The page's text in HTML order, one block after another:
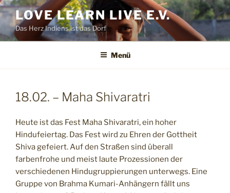
Zum
Inhalt
springen
LOVE LEARN LIVE E.V.
Das Herz Indiens ist das Dorf
Menü
18.02. – Maha Shivaratri
Heute ist das Fest Maha Shivaratri, ein hoher
Hindufeiertag. Das Fest wird zu Ehren der Gottheit
Shiva gefeiert. Auf den Straßen sind überall
farbenfrohe und meist laute Prozessionen der
verschiedenen Hindugruppierungen unterwegs. Eine
Gruppe von Brahma Kumari-Anhängern fällt uns